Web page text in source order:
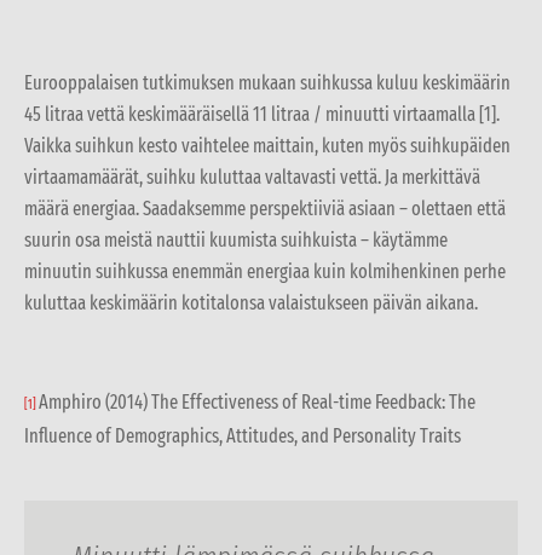
Eurooppalaisen tutkimuksen mukaan suihkussa kuluu keskimäärin
45 litraa vettä keskimääräisellä 11 litraa / minuutti virtaamalla [1].
Vaikka suihkun kesto vaihtelee maittain, kuten myös suihkupäiden
virtaamamäärät, suihku kuluttaa valtavasti vettä. Ja merkittävä
määrä energiaa. Saadaksemme perspektiiviä asiaan – olettaen että
suurin osa meistä nauttii kuumista suihkuista – käytämme
minuutin suihkussa enemmän energiaa kuin kolmihenkinen perhe
kuluttaa keskimäärin kotitalonsa valaistukseen päivän aikana.
[1] Amphiro (2014) The Effectiveness of Real-time Feedback: The
Influence of Demographics, Attitudes, and Personality Traits